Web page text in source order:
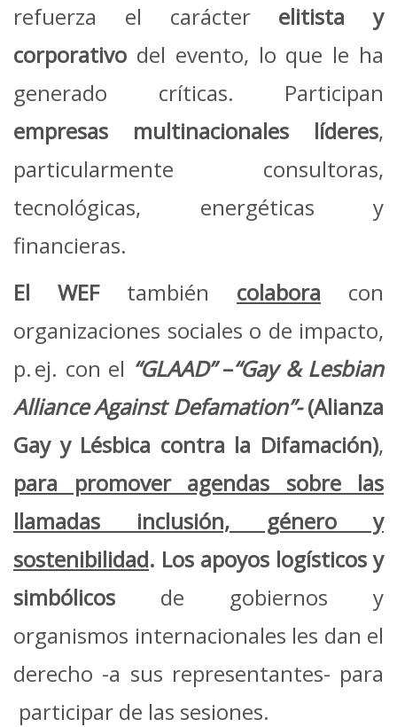
refuerza el carácter elitista y
corporativo del evento, lo que le ha
generado críticas. Participan
empresas multinacionales líderes,
particularmente consultoras,
tecnológicas, energéticas y
financieras.
El WEFtambién colabora con
organizaciones sociales o de impacto,
p. ej. con el “GLAAD” –“Gay & Lesbian
Alliance Against Defamation”- (Alianza
Gay y Lésbica contra la Difamación),
para promover agendas sobre las
llamadas inclusión, género y
sostenibilidad. Los apoyos logísticos y
simbólicos de gobiernos y
organismos internacionales les dan el
derecho -a sus representantes- para
participar de las sesiones.